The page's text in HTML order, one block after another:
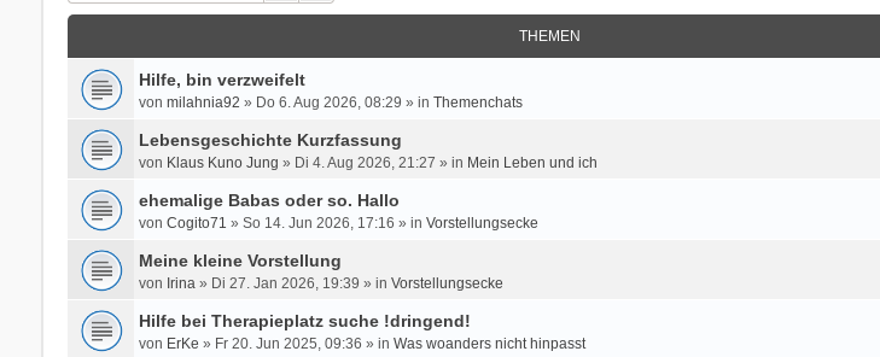
THEMEN
Hilfe, bin verzweifelt
von milahnia92 » Do 6. Aug 2026, 08:29 » in Themenchats
Lebensgeschichte Kurzfassung
von Klaus Kuno Jung » Di 4. Aug 2026, 21:27 » in Mein Leben und ich
ehemalige Babas oder so. Hallo
von Cogito71 » So 14. Jun 2026, 17:16 » in Vorstellungsecke
Meine kleine Vorstellung
von Irina» Di 27. Jan 2026, 19:39 » in Vorstellungsecke
Hilfe bei Therapieplatz suche !dringend!
von ErKe » Fr 20. Jun 2025, 09:36 » in Was woanders nicht hinpasst